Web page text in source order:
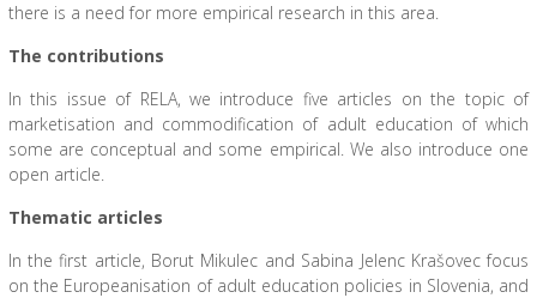
there is a need for more empirical research in this area.
The contributions
In this issue of RELA, we introduce five articles on the topic of
marketisation and commodification of adult education of which
some are conceptual and some empirical. We also introduce one
open article.
Thematic articles
In the first article, Borut Mikulec and Sabina Jelenc Krašovec focus
on the Europeanisation of adult education policies in Slovenia, and